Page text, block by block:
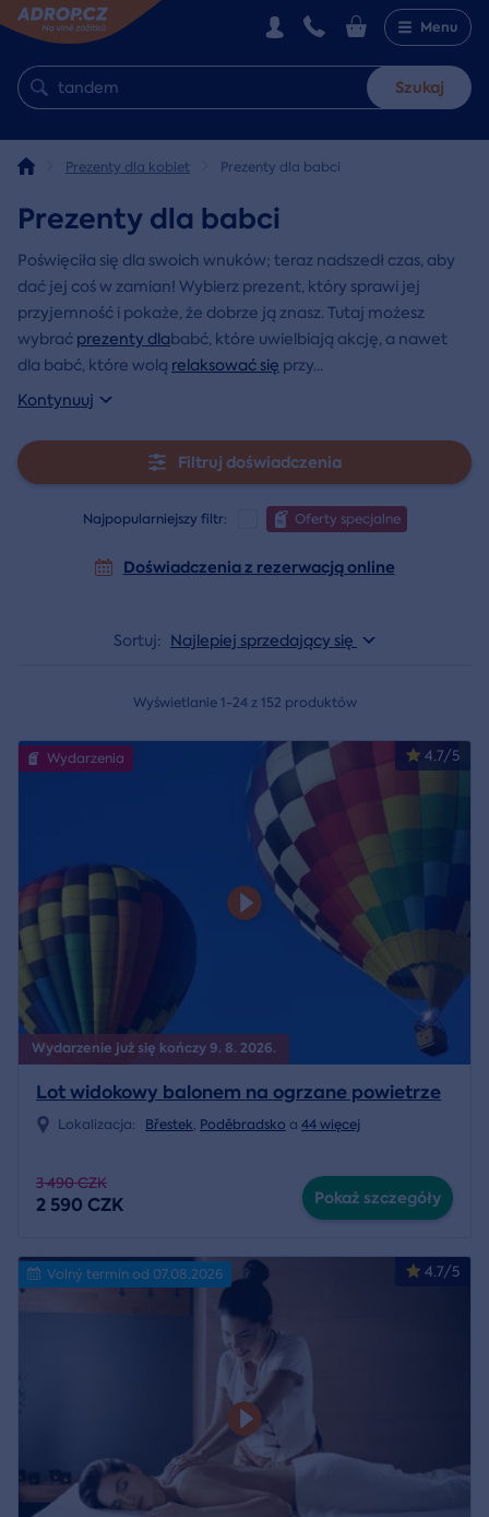
Menu
Szukaj
Prezenty dla kobiet Prezenty dla babci
Prezenty dla babci
Poświęciła się dla swoich wnuków; teraz nadszedł czas, aby
dać jej coś w zamian! Wybierz prezent, który sprawi jej
przyjemność i pokaże, że dobrze ją znasz. Tutaj możesz
wybrać prezenty dlababć, które uwielbiają akcję, a nawet
dla babć, które wolą relaksować się przy...
Kontynuuj
Filtruj doświadczenia
Najpopularniejszy filtr: Oferty specjalne
Doświadczenia z rezerwacją online
Sortuj: Najlepiej sprzedający się
Wyświetlanie 1-24 z 152 produktów
Wydarzenie już się kończy 9. 8. 2026.
4.7/5
Wydarzenia
Lot widokowy balonem na ogrzane powietrze
Lokalizacja: Břestek, Poděbradsko a 44 więcej
3 490 CZK
2 590 CZK Pokaż szczegóły
4.7/5
Volný termín od 07.08.2026